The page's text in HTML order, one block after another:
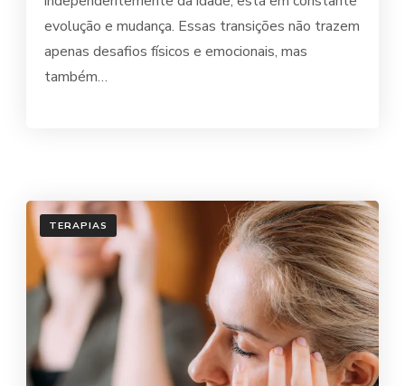
evolução e mudança. Essas transições não trazem
apenas desafios físicos e emocionais, mas
também…
TERAPIAS